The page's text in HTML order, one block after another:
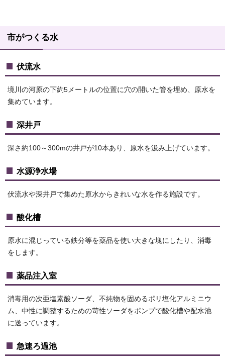
市がつくる水
伏流水
境川の河原の下約5メートルの位置に穴の開いた管を埋め、原水を
集めています。
深井戸
深さ約100～300mの井戸が10本あり、原水を汲み上げています。
水源浄水場
伏流水や深井戸で集めた原水からきれいな水を作る施設です。
酸化槽
原水に混じっている鉄分等を薬品を使い大きな塊にしたり、消毒
をします。
薬品注入室
消毒用の次亜塩素酸ソーダ、不純物を固めるポリ塩化アルミニウ
ム、中性に調整するための苛性ソーダをポンプで酸化槽や配水池
に送っています。
急速ろ過池